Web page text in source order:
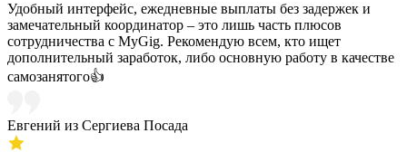
Удобный интерфейс, ежедневные выплаты без задержек и
замечательный координатор – это лишь часть плюсов
сотрудничества с MyGig. Рекомендую всем, кто ищет
дополнительный заработок, либо основную работу в качестве
самозанятого👍
Евгений из Сергиева Посада